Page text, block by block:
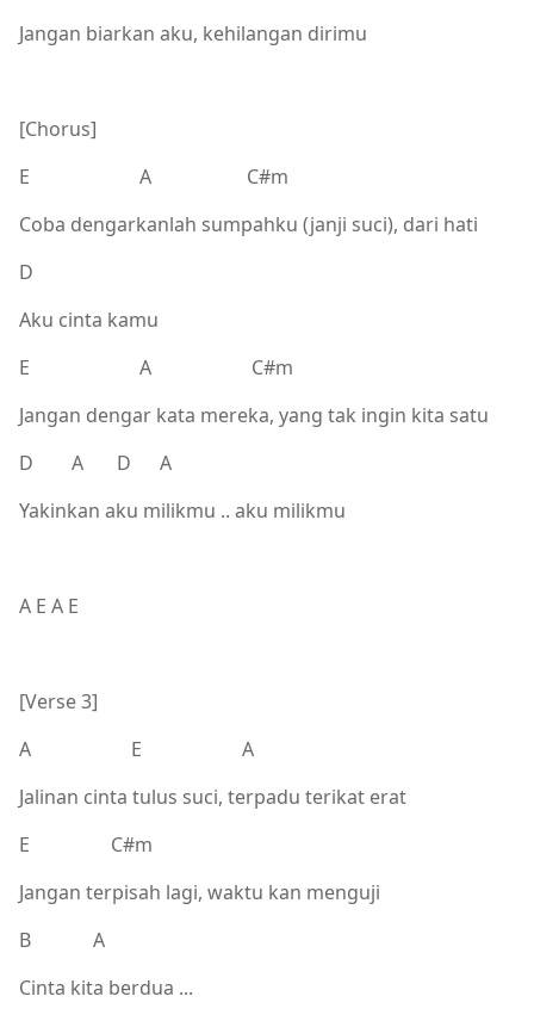
Jangan biarkan aku, kehilangan dirimu
[Chorus]
E A C#m
Coba dengarkanlah sumpahku (janji suci), dari hati
D
Aku cinta kamu
E A C#m
Jangan dengar kata mereka, yang tak ingin kita satu
D A D A
Yakinkan aku milikmu .. aku milikmu
A E A E
[Verse 3]
A E A
Jalinan cinta tulus suci, terpadu terikat erat
E C#m
Jangan terpisah lagi, waktu kan menguji
B A
Cinta kita berdua ...